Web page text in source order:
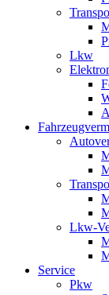
Lkw
Lkw-
Service
Pkw